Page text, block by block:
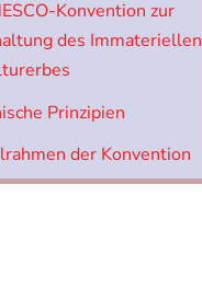
Konvention zur
des Immateriellen
Prinzipien
der Konvention